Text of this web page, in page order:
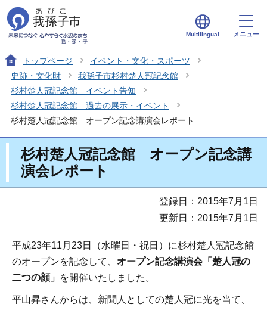
Multilingual メニュー
トップページ
イベント・文化・スポーツ
史跡・文化財
我孫子市杉村楚人冠記念館
杉村楚人冠記念館 イベント告知
杉村楚人冠記念館 過去の展示・イベント
杉村楚人冠記念館 オープン記念講演会レポート
杉村楚人冠記念館 オープン記念講
演会レポート
登録日：2015年7月1日
更新日：2015年7月1日
平成23年11月23日（水曜日・祝日）に杉村楚人冠記念館
のオープンを記念して、 オープン記念講演会「楚人冠の
二つの顔」 を開催いたしました。
平山昇さんからは、新聞人としての楚人冠に光を当て、